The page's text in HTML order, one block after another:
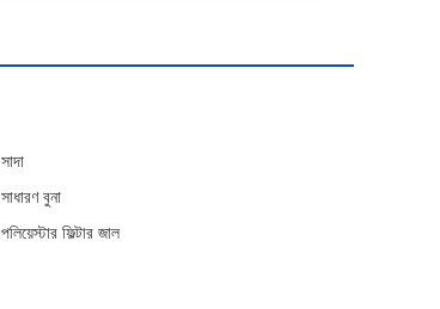
সাদা
সাধারণ বুনা
পলিয়েস্টার ফিল্টার জাল